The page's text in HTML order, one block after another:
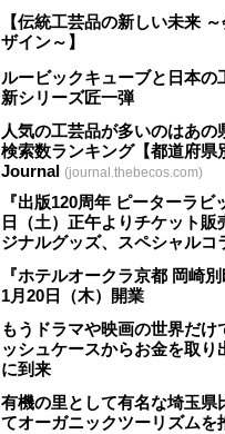
【伝統工芸品の新しい未来
ザイン～】
ルービックキューブと日本の
新シリーズ匠一弾
人気の工芸品が多いのはあの
検索数ランキング【都道府県
Journal (journal.thebecos.com)
『出版120周年 ピーターラ
日（土）正午よりチケット
ジナルグッズ、スペシャルコ
『ホテルオークラ京都 岡崎
1月20日（木）開業
もうドラマや映画の世界だけ
ッシュケースからお金を取り
に到来
有機の里として有名な埼玉県
てオーガニックツーリズムを